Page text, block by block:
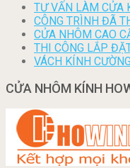
TƯ VẤN LÀM CỬA
CÔNG TRÌNH ĐÃ
CỬA NHÔM CAO
THI CÔNG LẮP
VÁCH KÍNH
CỬA NHÔM KÍNH